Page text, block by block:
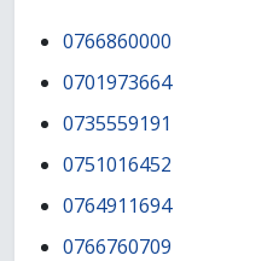
0766860000
0701973664
0735559191
0751016452
0764911694
0766760709